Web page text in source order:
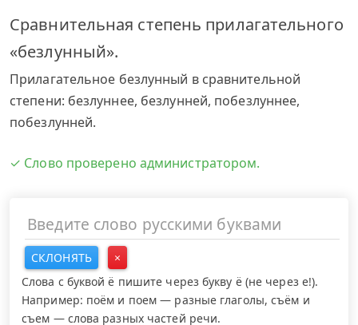
Сравнительная степень прилагательного
«безлунный».
Прилагательное безлунный в сравнительной
степени: безлуннее, безлунней, побезлуннее,
побезлунней.
✓ Слово проверено администратором.
СКЛОНЯТЬ
×
Слова с буквой ё пишите через букву ё (не через е!).
Например: поём и поем — разные глаголы, съём и
съем — слова разных частей речи.